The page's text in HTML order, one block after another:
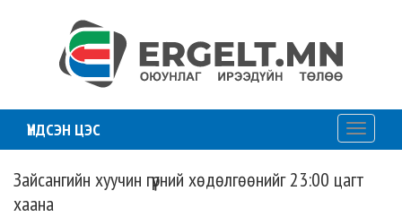
ҮНДСЭН ЦЭС
Toggle
Зайсангийн хуучин гүүрний хөдөлгөөнийг 23:00 цагт
хаана